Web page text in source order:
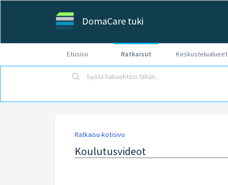
DomaCare tuki
Etusivu Ratkaisut Keskustelualueet
Ratkaisu-kotisivu
Koulutusvideot